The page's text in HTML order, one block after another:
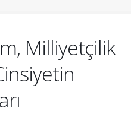
Milliyetçilik